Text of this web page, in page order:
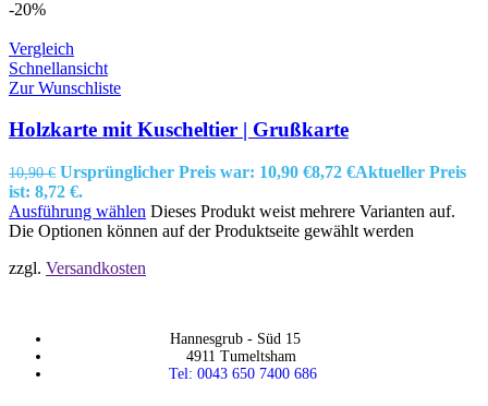
-20%
Vergleich
Schnellansicht
Zur Wunschliste
Holzkarte mit Kuscheltier | Grußkarte
10,90€ Ursprünglicher Preis war: 10,90 €8,72 €Aktueller Preis
ist: 8,72 €.
Ausführung wählen Dieses Produkt weist mehrere Varianten auf.
Die Optionen können auf der Produktseite gewählt werden
zzgl. Versandkosten
Hannesgrub - Süd 15
4911 Tumeltsham
Tel: 0043 650 7400 686